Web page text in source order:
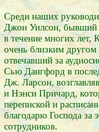
Среди наших
Джон Уилсон, бывший
в течение многих лет,
очень близким
отвечавший за
Сью Дангфорд в
Дж. Ларсон,
и Нэнси Причард,
перепиской и
благодарю Господа за
сотрудников.